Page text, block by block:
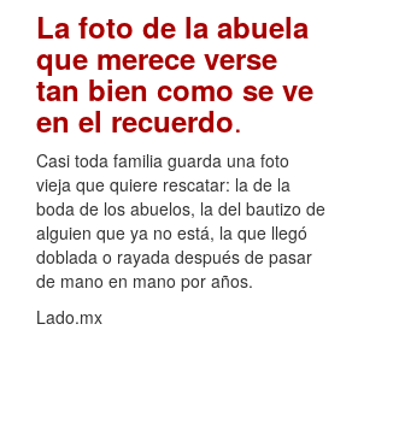
La foto de la abuela
que merece verse
tan bien como se ve
en el recuerdo.
Casi toda familia guarda una foto
vieja que quiere rescatar: la de la
boda de los abuelos, la del bautizo de
alguien que ya no está, la que llegó
doblada o rayada después de pasar
de mano en mano por años.
Lado.mx